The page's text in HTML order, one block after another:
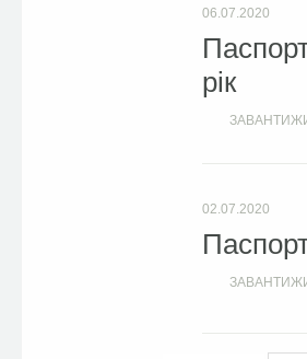
06.07.2020
рік
02.07.2020